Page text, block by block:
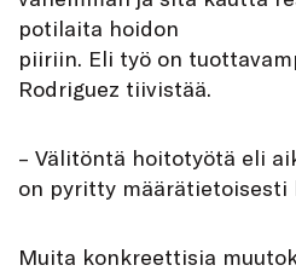
potilaita hoidon
piiriin. Eli työ on
Rodriguez tiivistää.
– Välitöntä hoitotyötä eli
on pyritty määrätietoisesti
Muita konkreettisia